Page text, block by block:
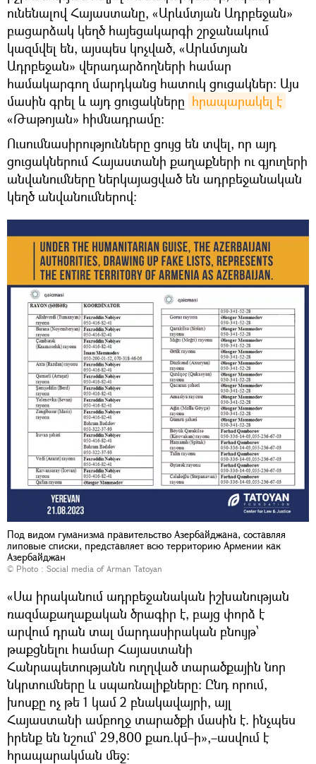
ունենալով Հայաստանը, «Արևմտյան Ադրբեջան»
բացարձակ կեղծ հայեցակարգի շրջանակում
կազմվել են, այսպես կոչված, «Արևմտյան
Ադրբեջան» վերադարձողների համար
համակարգող մարդկանց հատուկ ցուցակներ: Այս
մասին գրել և այդ ցուցակները հրապարակել է
«Թաթոյան» հիմնադրամը։
Ուսումնասիրությունները ցույց են տվել, որ այդ
ցուցակներում Հայաստանի քաղաքների ու գյուղերի
անվանումները ներկայացված են ադրբեջանական
կեղծ անվանումներով։
Под видом гуманизма правительство Азербайджана, составляя
липовые списки, представляет всю территорию Армении как
Азербайджан
© Photo : Social media of Arman Tatoyan
«Սա իրականում ադրբեջանական իշխանության
ռազմաքաղաքական ծրագիր է, բայց փորձ է
արվում դրան տալ մարդասիրական բնույթ՝
թաքցնելու համար Հայաստանի
Հանրապետությանն ուղղված տարածքային նոր
նկրտումները և սպառնալիքները։ Ընդ որում,
խոսքը ոչ թե 1 կամ 2 բնակավայրի, այլ
Հայաստանի ամբողջ տարածքի մասին է. ինչպես
իրենք են նշում՝ 29,800 քառ.կմ–ի»,–ասվում է
հրապարակման մեջ։